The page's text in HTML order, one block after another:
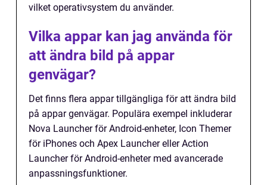
vilket operativsystem du använder.
Vilka appar kan jag använda för
att ändra bild på appar
genvägar?
Det finns flera appar tillgängliga för att ändra bild
på appar genvägar. Populära exempel inkluderar
Nova Launcher för Android-enheter, Icon Themer
för iPhones och Apex Launcher eller Action
Launcher för Android-enheter med avancerade
anpassningsfunktioner.